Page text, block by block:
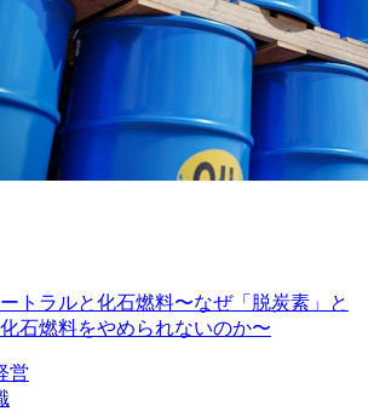
トラルと化石燃料〜なぜ「脱炭素」と
石燃料をやめられないのか〜
営